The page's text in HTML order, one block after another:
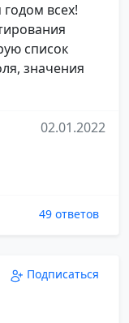
всех!
список
значения
02.01.2022
49 ответов
Подписаться